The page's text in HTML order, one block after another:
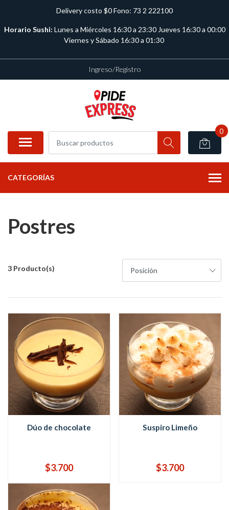
Delivery costo $0 Fono: 73 2 222100
Horario Sushi: Lunes a Miércoles 16:30 a 23:30 Jueves 16:30 a 00:00
Viernes y Sábado 16:30 a 01:30
Ingreso/Registro
0
CATEGORÍAS
Postres
3 Producto(s)
Dúo de chocolate
$3.700
Suspiro Limeño
$3.700